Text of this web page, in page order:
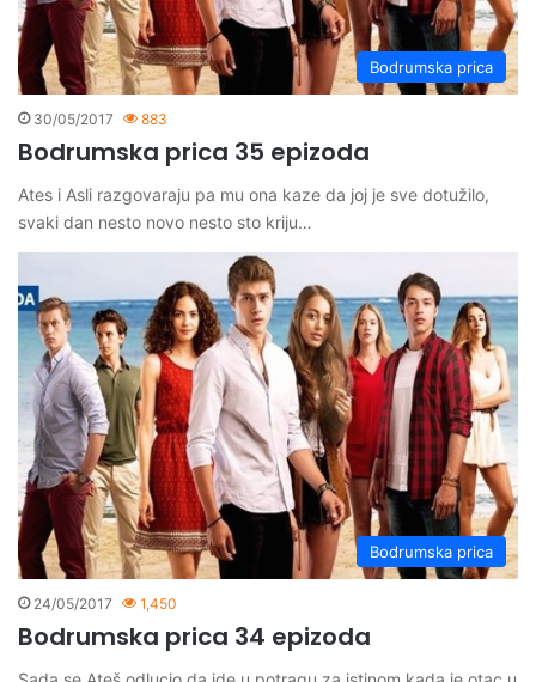
Bodrumska prica
30/05/2017 883
Bodrumska prica 35 epizoda
Ates i Asli razgovaraju pa mu ona kaze da joj je sve dotužilo,
svaki dan nesto novo nesto sto kriju…
Bodrumska prica
24/05/2017 1,450
Bodrumska prica 34 epizoda